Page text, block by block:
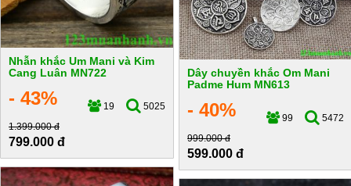
Nhẫn khắc Um Mani và Kim
Cang Luân MN722
- 43% 19
5025
1.399.000 đ
799.000 đ
Dây chuyền khắc Om Mani
Padme Hum MN613
- 40% 99
5472
999.000 đ
599.000 đ